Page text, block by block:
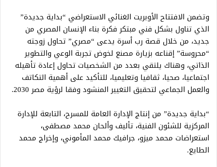
وتضمن الافتتاح الأوبريت الغنائي الاستعراضي “بداية جديدة”
الذي تناول بشكل فني مبتكر فكرة بناء الإنسان المصري من
جديد، من خلال قصة رب أسرة يدعى “مصري” تحاول زوجته
“محروسة” إقناعه بزيارة مصنع لخوض تجربة الوعي والتطوير
الذاتي، وهناك يلتقي بعدد من الشخصيات تحاول إعادة تأهيله
اجتماعيا، صحيا، ثقافيا وتعليميا، للتأكيد على أهمية التكاتف
والعمل الجماعي لتحقيق التغيير المنشود وفقا لرؤية مصر 2030.
“بداية جديدة” من إنتاج الإدارة العامة للمسرح، التابعة للإدارة
المركزية للشئون الفنية، تأليف وألحان محمد مصطفى،
استعراضات محمد ميزو، جرافيك محمد المأموني، وإخراج محمد
الطايع.